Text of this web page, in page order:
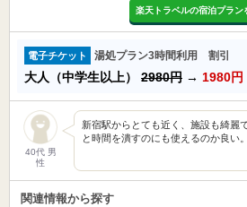
楽天トラベルの宿泊プラン
電子チケット 湯処プラン3時間利用 割引
大人（中学生以上） 2980円 → 1980円
40代 男
性
新宿駅からとても近く、施設も綺麗
と時間を潰すのにも使えるのか良い。
関連情報から探す